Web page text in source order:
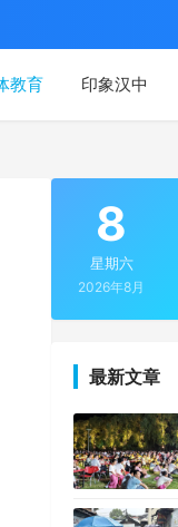
教育 印象汉中
8
星期六
2026年8月
最新文章